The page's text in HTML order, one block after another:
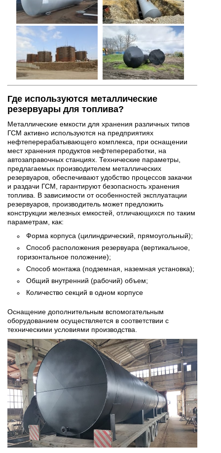
Где используются металлические
резервуары для топлива?
Металлические емкости для хранения различных типов
ГСМ активно используются на предприятиях
нефтеперерабатывающего комплекса, при оснащении
мест хранения продуктов нефтепереработки, на
автозаправочных станциях. Технические параметры,
предлагаемых производителем металлических
резервуаров, обеспечивают удобство процессов закачки
и раздачи ГСМ, гарантируют безопасность хранения
топлива. В зависимости от особенностей эксплуатации
резервуаров, производитель может предложить
конструкции железных емкостей, отличающихся по таким
параметрам, как:
Форма корпуса (цилиндрический, прямоугольный);
Способ расположения резервуара (вертикальное,
горизонтальное положение);
Способ монтажа (подземная, наземная установка);
Общий внутренний (рабочий) объем;
Количество секций в одном корпусе
Оснащение дополнительным вспомогательным
оборудованием осуществляется в соответствии с
техническими условиями производства.